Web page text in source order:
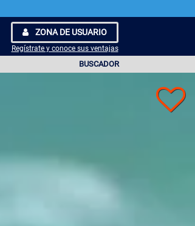
ZONA DE USUARIO
Regístrate y conoce sus ventajas
BUSCADOR